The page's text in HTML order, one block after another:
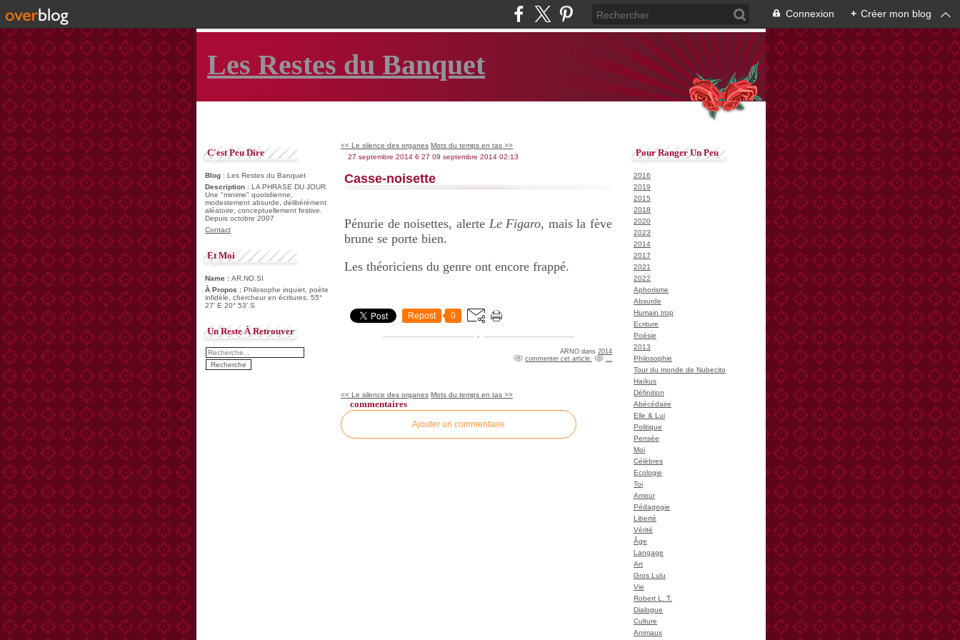
Connexion + Créer mon blog
Les Restes du Banquet
C'est Peu Dire
Blog : Les Restes du Banquet
Description : LA PHRASE DU JOUR.
Une "minime" quotidienne,
modestement absurde, délibérément
aléatoire, conceptuellement festive.
Depuis octobre 2007
Contact
Et Moi
Name : AR.NO.SI
À Propos : Philosophe inquiet, poète
infidèle, chercheur en écritures. 55°
27' E 20° 53' S
Un Reste À Retrouver
<< Le silence des organes Mots du temps en tas >>
27 septembre 2014 6 27 09 septembre 2014 02:13
Casse-noisette
Pénurie de noisettes, alerte Le Figaro, mais la fève
brune se porte bien.
Les théoriciens du genre ont encore frappé.
Repost 0
ARNO dans 2014
commenter cet article
<< Le silence des organes Mots du temps en tas >>
commentaires
Ajouter un commentaire
Pour Ranger Un Peu
2016
2019
2015
2018
2020
2023
2014
2017
2021
2022
Aphorisme
Absurde
Humain trop
Ecriture
Poésie
2013
Philosophie
Tour du monde de Nubecito
Haïkus
Définition
Abécédaire
Elle & Lui
Politique
Pensée
Moi
Célèbres
Ecologie
Toi
Amour
Pédagogie
Liberté
Vérité
Âge
Langage
Art
Gros Lulu
Vie
Robert L. T.
Dialogue
Culture
Animaux